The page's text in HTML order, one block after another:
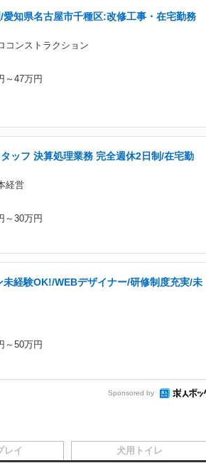
愛知県名古屋市千種区:改修工事・在宅勤務
コンストラクション
～47万円
ッフ 決算処理業務 完全週休2日制/在宅勤
経営
～30万円
未経験OK!/WEBデザイナー/研修制度充実/未
～50万円
Sponsored by
レイ 犬用トイレ